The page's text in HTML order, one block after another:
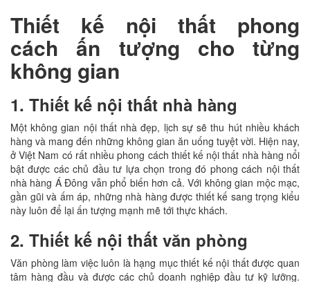
Thiết kế nội thất phong
cách ấn tượng cho từng
không gian
1. Thiết kế nội thất nhà hàng
Một không gian nội thất nhà đẹp, lịch sự sẽ thu hút nhiều khách
hàng và mang đến những không gian ăn uống tuyệt vời. Hiện nay,
ở Việt Nam có rất nhiều phong cách thiết kế nội thất nhà hàng nổi
bật được các chủ đầu tư lựa chọn trong đó phong cách nội thất
nhà hàng Á Đông vẫn phổ biến hơn cả. Với không gian mộc mạc,
gần gũi và ấm áp, những nhà hàng được thiết kế sang trọng kiểu
này luôn để lại ấn tượng mạnh mẽ tới thực khách.
2. Thiết kế nội thất văn phòng
Văn phòng làm việc luôn là hạng mục thiết kế nội thất được quan
tâm hàng đầu và được các chủ doanh nghiệp đầu tư kỹ lưỡng.